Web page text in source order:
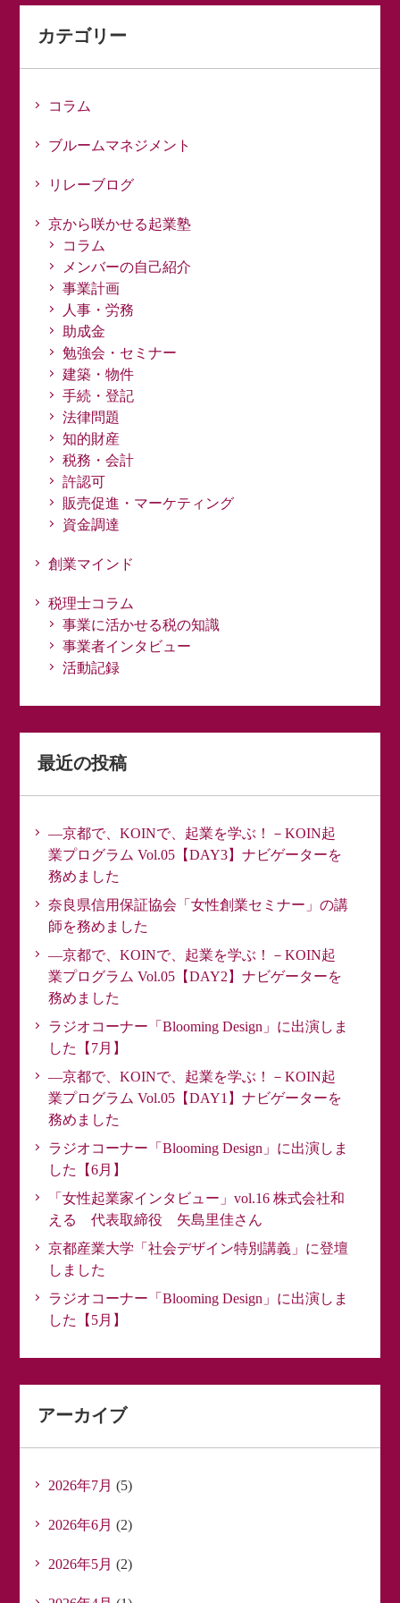
カテゴリー
コラム
ブルームマネジメント
リレーブログ
京から咲かせる起業塾
コラム
メンバーの自己紹介
事業計画
人事・労務
助成金
勉強会・セミナー
建築・物件
手続・登記
法律問題
知的財産
税務・会計
許認可
販売促進・マーケティング
資金調達
創業マインド
税理士コラム
事業に活かせる税の知識
事業者インタビュー
活動記録
最近の投稿
―京都で、KOINで、起業を学ぶ！－KOIN起
業プログラム Vol.05【DAY3】ナビゲーターを
務めました
奈良県信用保証協会「女性創業セミナー」の講
師を務めました
―京都で、KOINで、起業を学ぶ！－KOIN起
業プログラム Vol.05【DAY2】ナビゲーターを
務めました
ラジオコーナー「Blooming Design」に出演しま
した【7月】
―京都で、KOINで、起業を学ぶ！－KOIN起
業プログラム Vol.05【DAY1】ナビゲーターを
務めました
ラジオコーナー「Blooming Design」に出演しま
した【6月】
「女性起業家インタビュー」vol.16 株式会社和
える 代表取締役 矢島里佳さん
京都産業大学「社会デザイン特別講義」に登壇
しました
ラジオコーナー「Blooming Design」に出演しま
した【5月】
アーカイブ
2026年7月 (5)
2026年6月 (2)
2026年5月 (2)